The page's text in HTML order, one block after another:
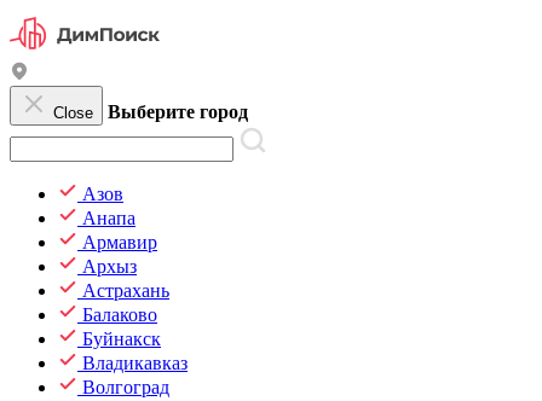
Close Выберите город
Азов
Анапа
Армавир
Архыз
Астрахань
Балаково
Буйнакск
Владикавказ
Волгоград